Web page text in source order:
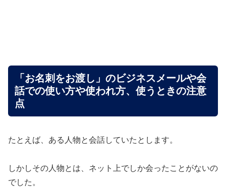
「お名刺をお渡し」のビジネスメールや会
話での使い方や使われ方、使うときの注意
点
たとえば、ある人物と会話していたとします。
しかしその人物とは、ネット上でしか会ったことがないの
でした。